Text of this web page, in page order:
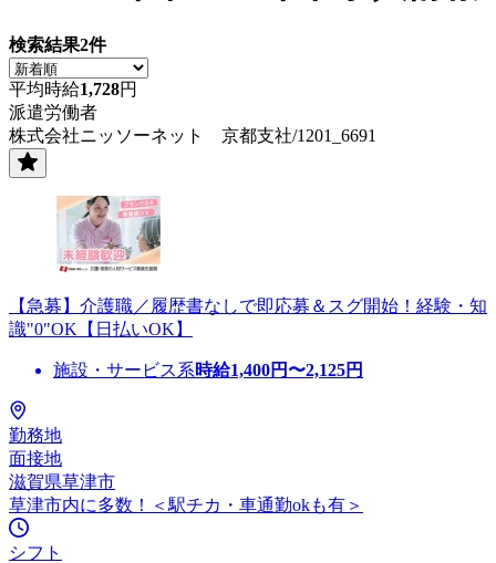
検索結果2件
平均時給1,728円
派遣労働者
株式会社ニッソーネット 京都支社/1201_6691
【急募】介護職／履歴書なしで即応募＆スグ開始！経験・知
識"0"OK【日払いOK】
施設・サービス系時給1,400円〜2,125円
勤務地
面接地
滋賀県草津市
草津市内に多数！＜駅チカ・車通勤okも有＞
シフト